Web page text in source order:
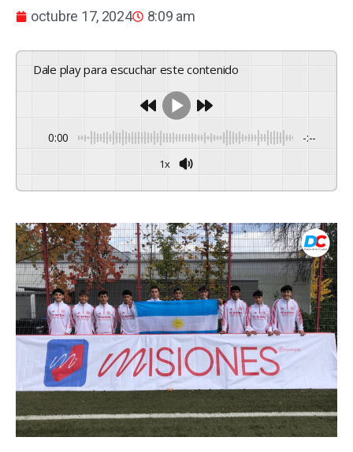
octubre 17, 2024 8:09 am
Dale play para escuchar este contenido
0:00 -:--
1x